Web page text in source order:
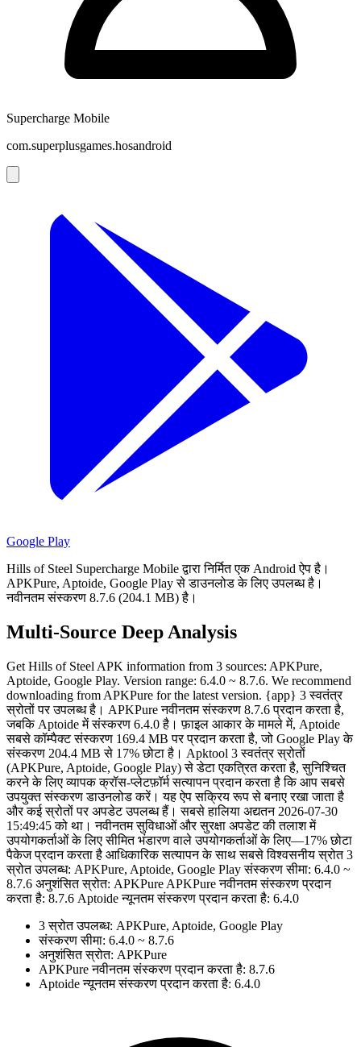
Supercharge Mobile
com.superplusgames.hosandroid
Google Play
Hills of Steel Supercharge Mobile द्वारा निर्मित एक Android ऐप है।
APKPure, Aptoide, Google Play से डाउनलोड के लिए उपलब्ध है।
नवीनतम संस्करण 8.7.6 (204.1 MB) है।
Multi-Source Deep Analysis
Get Hills of Steel APK information from 3 sources: APKPure,
Aptoide, Google Play. Version range: 6.4.0 ~ 8.7.6. We recommend
downloading from APKPure for the latest version. {app} 3 स्वतंत्र
स्रोतों पर उपलब्ध है। APKPure नवीनतम संस्करण 8.7.6 प्रदान करता है,
जबकि Aptoide में संस्करण 6.4.0 है। फ़ाइल आकार के मामले में, Aptoide
सबसे कॉम्पैक्ट संस्करण 169.4 MB पर प्रदान करता है, जो Google Play के
संस्करण 204.4 MB से 17% छोटा है। Apktool 3 स्वतंत्र स्रोतों
(APKPure, Aptoide, Google Play) से डेटा एकत्रित करता है, सुनिश्चित
करने के लिए व्यापक क्रॉस-प्लेटफ़ॉर्म सत्यापन प्रदान करता है कि आप सबसे
उपयुक्त संस्करण डाउनलोड करें। यह ऐप सक्रिय रूप से बनाए रखा जाता है
और कई स्रोतों पर अपडेट उपलब्ध हैं। सबसे हालिया अद्यतन 2026-07-30
15:49:45 को था। नवीनतम सुविधाओं और सुरक्षा अपडेट की तलाश में
उपयोगकर्ताओं के लिए सीमित भंडारण वाले उपयोगकर्ताओं के लिए—17% छोटा
पैकेज प्रदान करता है आधिकारिक सत्यापन के साथ सबसे विश्वसनीय स्रोत 3
स्रोत उपलब्ध: APKPure, Aptoide, Google Play संस्करण सीमा: 6.4.0 ~
8.7.6 अनुशंसित स्रोत: APKPure APKPure नवीनतम संस्करण प्रदान
करता है: 8.7.6 Aptoide न्यूनतम संस्करण प्रदान करता है: 6.4.0
3 स्रोत उपलब्ध: APKPure, Aptoide, Google Play
संस्करण सीमा: 6.4.0 ~ 8.7.6
अनुशंसित स्रोत: APKPure
APKPure नवीनतम संस्करण प्रदान करता है: 8.7.6
Aptoide न्यूनतम संस्करण प्रदान करता है: 6.4.0